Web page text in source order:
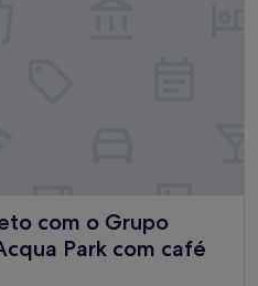
com o Grupo
Park com café
o Grupo DiRoma - acesso